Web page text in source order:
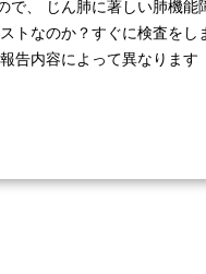
で、 じん肺に著しい肺機能
トなのか？すぐに検査をし
告内容によって異なります